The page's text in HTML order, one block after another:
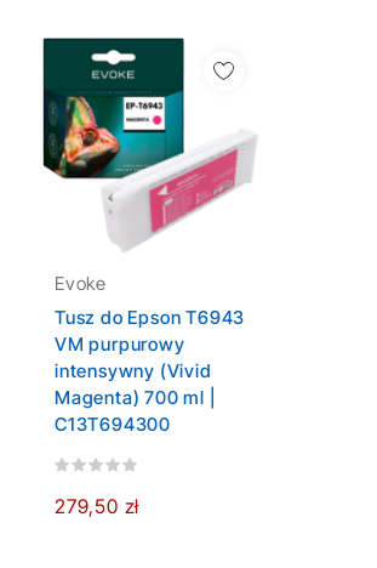
Evoke
Tusz do Epson T6943
VM purpurowy
intensywny (Vivid
Magenta) 700 ml |
C13T694300
279,50 zł